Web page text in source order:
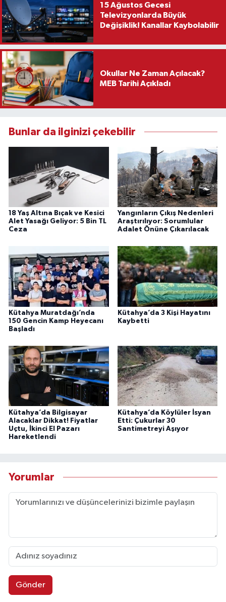
15 Ağustos Gecesi
Televizyonlarda Büyük
Değişiklik! Kanallar Kaybolabilir
Okullar Ne Zaman Açılacak?
MEB Tarihi Açıkladı
Bunlar da ilginizi çekebilir
18 Yaş Altına Bıçak ve Kesici
Alet Yasağı Geliyor: 5 Bin TL
Ceza
Yangınların Çıkış Nedenleri
Araştırılıyor: Sorumlular
Adalet Önüne Çıkarılacak
Kütahya Muratdağı’nda
150 Gencin Kamp Heyecanı
Başladı
Kütahya’da 3 Kişi Hayatını
Kaybetti
Kütahya’da Bilgisayar
Alacaklar Dikkat! Fiyatlar
Uçtu, İkinci El Pazarı
Hareketlendi
Kütahya’da Köylüler İsyan
Etti: Çukurlar 30
Santimetreyi Aşıyor
Yorumlar
Gönder